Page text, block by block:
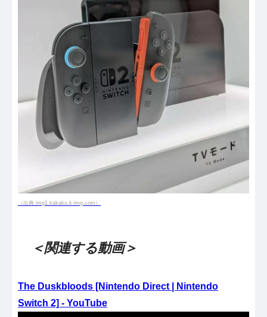
（出典 img1.kakaku.k-img.com）
＜関連する動画＞
The Duskbloods [Nintendo Direct | Nintendo
Switch 2] - YouTube